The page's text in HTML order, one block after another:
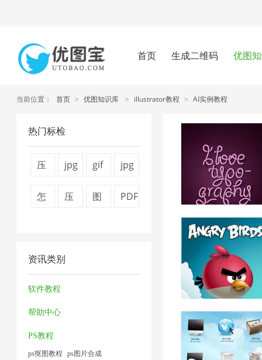
首页 生成二维码 优图
当前位置： 首页 > 优图知识库 > illustrator教程 > AI实例教程
热门标检
压
4
jpg
gif
jpg
1
怎
缩
图
片
1
压
频
图
PDF
资讯类别
软件教程
帮助中心
PS教程
ps抠图教程 ps图片合成